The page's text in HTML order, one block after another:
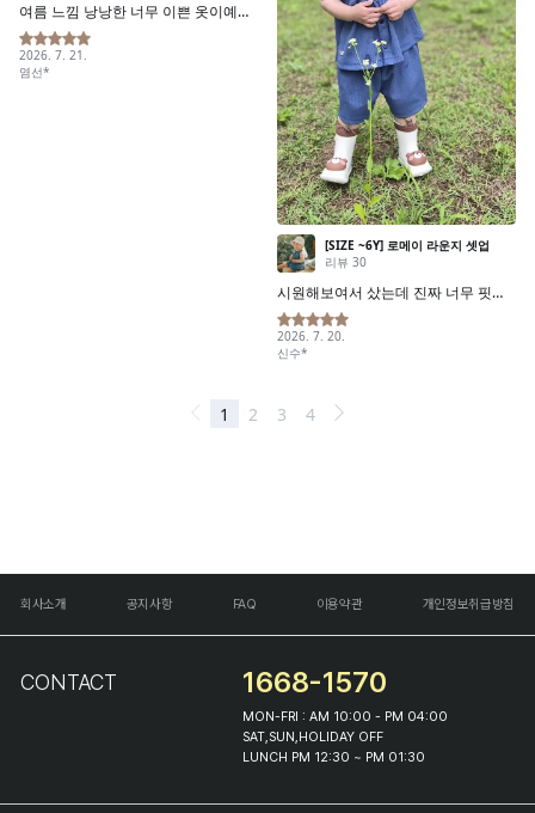
회사소개 공지사항 FAQ 이용약관 개인정보취급방침
CONTACT 1668-1570
MON-FRI : AM 10:00 - PM 04:00
SAT,SUN,HOLIDAY OFF
LUNCH PM 12:30 ~ PM 01:30